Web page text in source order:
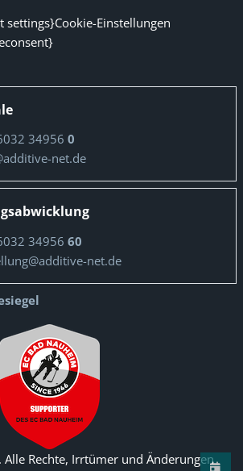
settings}Cookie-Einstellungen
34956 0
net.de
34956 60
net.de
Alle Rechte, Irrtümer und Änderungen